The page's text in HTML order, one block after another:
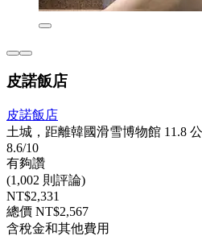
皮諾飯店
皮諾飯店
土城，距離韓國滑雪博物館 11.8
8.6/10
有夠讚
(1,002 則評論)
NT$2,331
總價 NT$2,567
含稅金和其他費用